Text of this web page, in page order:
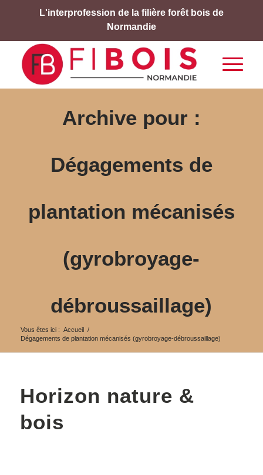
L'interprofession de la filière forêt bois de
Normandie
Archive pour :
Dégagements de
plantation mécanisés
(gyrobroyage-
débroussaillage)
Vous êtes ici : Accueil /
Dégagements de plantation mécanisés (gyrobroyage-débroussaillage)
Horizon nature &
bois